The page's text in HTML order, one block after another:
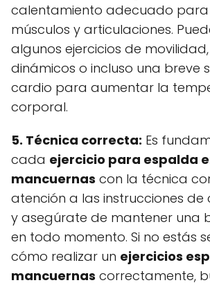
calentamiento adecuado
músculos y articulaciones.
algunos ejercicios de
dinámicos o incluso una breve
cardio para aumentar la
corporal.
5. Técnica correcta: Es
cada ejercicio para espalda
mancuernas con la técnica
atención a las instrucciones de
y asegúrate de mantener una
en todo momento. Si no estás
cómo realizar un ejercicios
mancuernas correctamente,